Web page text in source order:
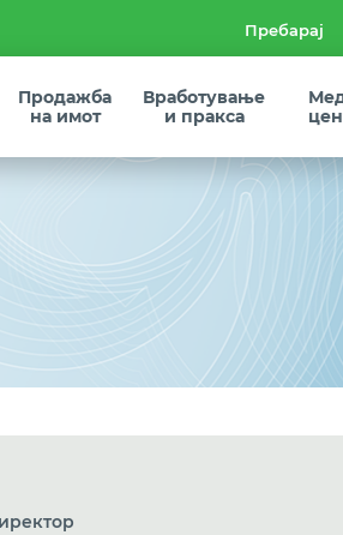
Продажба
на имот
Вработување
и пракса